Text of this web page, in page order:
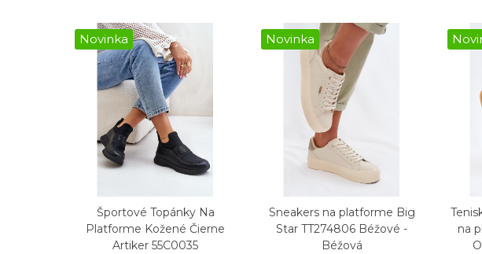
Novinka
Obľúbené
Športové Topánky Na
Platforme Kožené Čierne
Artiker 55C0035
Novinka
Obľúbené
Sneakers na platforme Big
Star TT274806 Béžové -
Béžová
na